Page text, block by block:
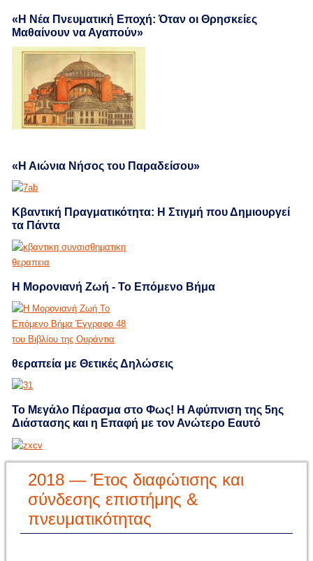
«Η Νέα Πνευματική Εποχή: Όταν οι Θρησκείες
Μαθαίνουν να Αγαπούν»
«Η Αιώνια Νήσος του Παραδείσου»
Κβαντική Πραγματικότητα: Η Στιγμή που Δημιουργεί
τα Πάντα
Η Μορονιανή Ζωή - Το Επόμενο Βήμα
θεραπεία με Θετικές Δηλώσεις
Το Μεγάλο Πέρασμα στο Φως! Η Αφύπνιση της 5ης
Διάστασης και η Επαφή με τον Ανώτερο Εαυτό
2018 — Έτος διαφώτισης και
σύνδεσης επιστήμης &
πνευματικότητας